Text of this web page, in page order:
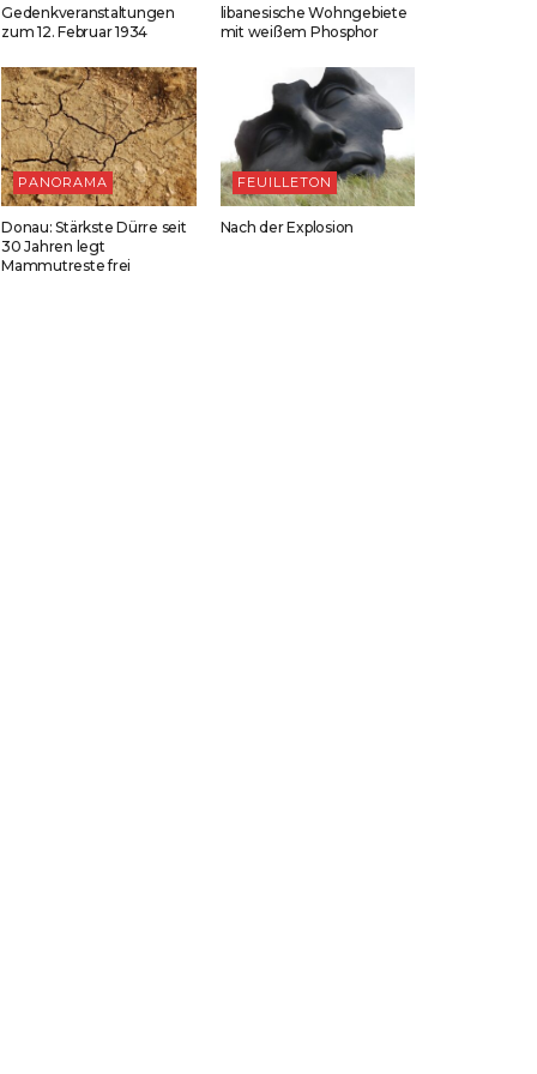
Gedenkveranstaltungen
zum 12. Februar 1934
libanesische Wohngebiete
mit weißem Phosphor
PANORAMA
Donau: Stärkste Dürre seit
30 Jahren legt
Mammutreste frei
FEUILLETON
Nach der Explosion